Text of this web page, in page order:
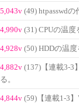
5,043v (49) htpasswdの
4,990v (31) CPUの温
4,928v (50) HDDの温度
4,882v (137)【連載3-3
る。
4,844v (59)【連載1-3